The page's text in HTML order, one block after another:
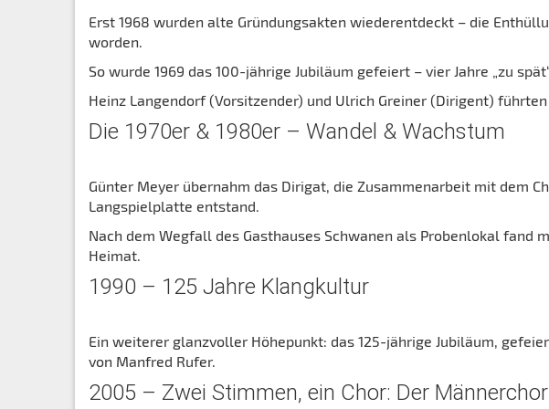
Erst 1968 wurden alte Gründungsakten wiederentdeckt – die
worden.
So wurde 1969 das 100-jährige Jubiläum gefeiert – vier Jahre „zu
Heinz Langendorf (Vorsitzender) und Ulrich Greiner (Dirigent)
Die 1970er & 1980er – Wandel & Wachstum
Günter Meyer übernahm das Dirigat, die Zusammenarbeit mit dem
Langspielplatte entstand.
Nach dem Wegfall des Gasthauses Schwanen als Probenlokal fand
Heimat.
1990 – 125 Jahre Klangkultur
Ein weiterer glanzvoller Höhepunkt: das 125-jährige Jubiläum,
von Manfred Rufer.
2005 – Zwei Stimmen, ein Chor: Der